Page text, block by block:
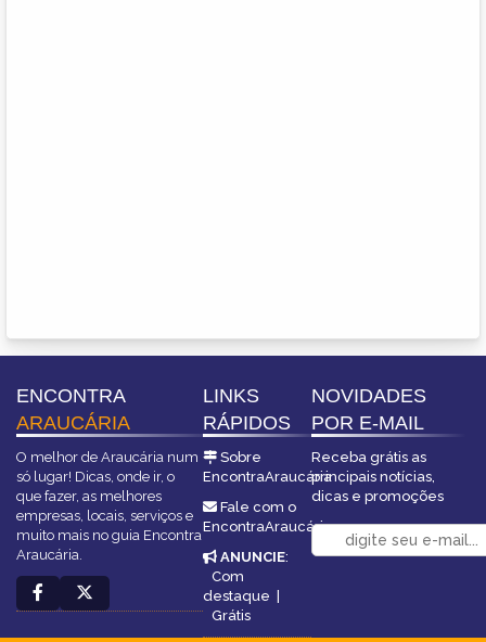
ENCONTRA
ARAUCÁRIA
O melhor de Araucária num
só lugar! Dicas, onde ir, o
que fazer, as melhores
empresas, locais, serviços e
muito mais no guia Encontra
Araucária.
LINKS
RÁPIDOS
Sobre
EncontraAraucária
Fale com o
EncontraAraucária
ANUNCIE:
Com
destaque |
Grátis
NOVIDADES
POR E-MAIL
Receba grátis as
principais notícias,
dicas e promoções